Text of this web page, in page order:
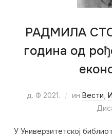
РАДМИЛА
година од
д. Ф 2021. ин Вести
У Универзитетској